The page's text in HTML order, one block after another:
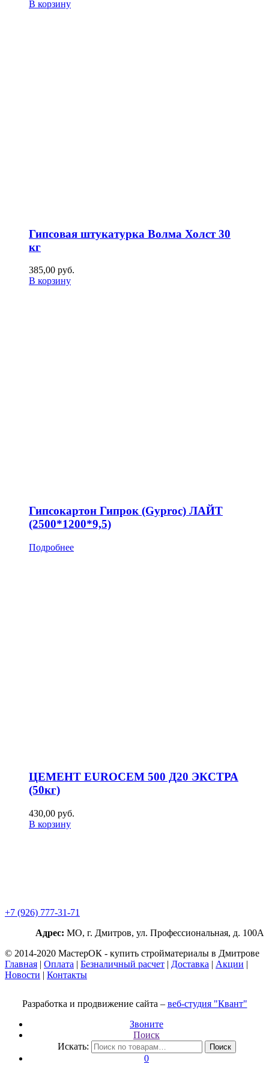
В корзину
Гипсовая штукатурка Волма Холст 30
кг
385,00 руб.
В корзину
Гипсокартон Гипрок (Gyproc) ЛАЙТ
(2500*1200*9,5)
Подробнее
ЦЕМЕНТ EUROCEM 500 Д20 ЭКСТРА
(50кг)
430,00 руб.
В корзину
+7 (926) 777-31-71
Адрес: МО, г. Дмитров, ул. Профессиональная, д. 100А
© 2014-2020 МастерОК - купить стройматериалы в Дмитрове
Главная | Оплата | Безналичный расчет | Доставка | Акции |
Новости | Контакты
Разработка и продвижение сайта – веб-студия "Квант"
Звоните
Поиск
Искать:
Поиск
0